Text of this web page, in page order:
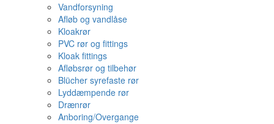
Vandforsyning
Afløb og vandlåse
Kloakrør
PVC rør og fittings
Kloak fittings
Afløbsrør og tilbehør
Blücher syrefaste rør
Lyddæmpende rør
Drænrør
Anboring/Overgange